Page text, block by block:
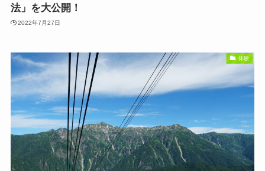
法」を大公開！
2022年7月27日
体験